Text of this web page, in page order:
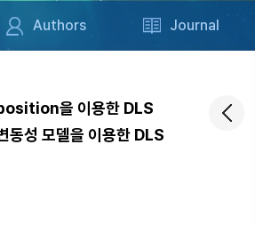
Authors Journal
을 이용한 DLS
동성 모델을 이용한 DLS